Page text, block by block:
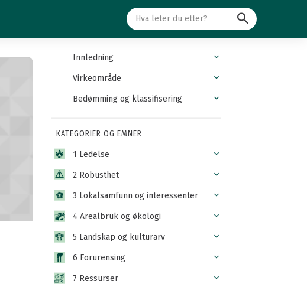
Søk
Innledning
Virkeområde
Bedømming og klassifisering
KATEGORIER OG EMNER
1 Ledelse
2 Robusthet
3 Lokalsamfunn og interessenter
4 Arealbruk og økologi
5 Landskap og kulturarv
6 Forurensing
7 Ressurser